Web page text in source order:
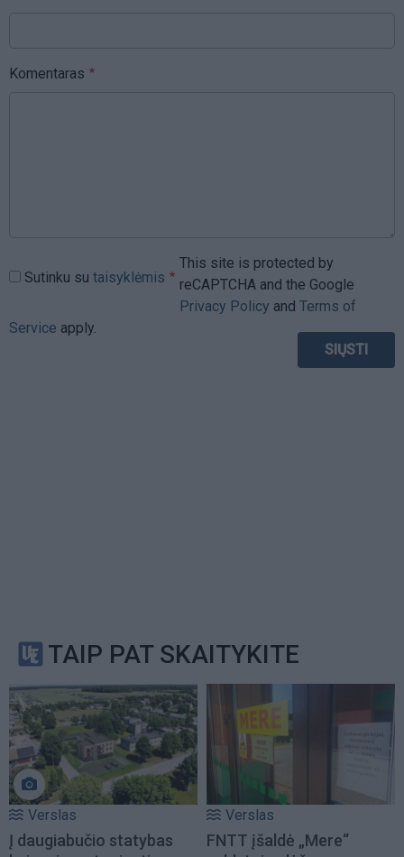
Komentaras
Sutinku su taisyklėmis
This site is protected by
reCAPTCHA and the Google
Privacy Policy and Terms of
Service apply.
TAIP PAT SKAITYKITE
Verslas
Į daugiabučio statybas
Verslas
FNTT įšaldė „Mere“